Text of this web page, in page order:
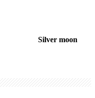
Silver moon